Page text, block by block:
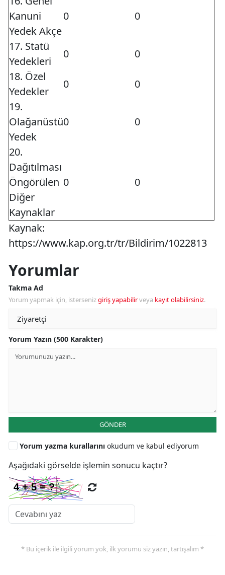
Kanuni
Yedek Akçe
0 0
17. Statü
Yedekleri
0
0
18. Özel
Yedekler
0
0
19.
Olağanüstü
Yedek
0 0
20.
Dağıtılması
Öngörülen
Diğer
Kaynaklar
0 0
Kaynak:
https://www.kap.org.tr/tr/Bildirim/1022813
Yorumlar
Takma Ad
Yorum yapmak için, istersenizgiriş yapabilirveya kayıt olabilirsiniz.
Yorum Yazın (500 Karakter)
GÖNDER
Yorum yazma kurallarını okudum ve kabul ediyorum
Aşağıdaki görselde işlemin sonucu kaçtır?
* Bu içerik ile ilgili yorum yok, ilk yorumu siz yazın, tartışalım *